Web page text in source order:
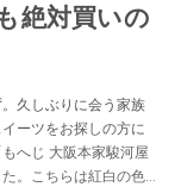
絶対買いの
久しぶりに会う家族
ーツをお探しの方に
へじ 大阪本家駿河屋
。こちらは紅白の色